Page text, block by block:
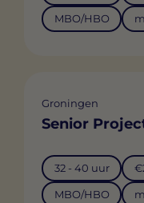
MBO/HBO
Groningen
Senior
32 - 40 uur
MBO/HBO